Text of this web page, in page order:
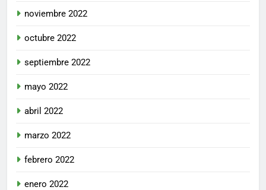
noviembre 2022
octubre 2022
septiembre 2022
mayo 2022
abril 2022
marzo 2022
febrero 2022
enero 2022